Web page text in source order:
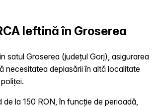
Ieftină în Groserea
satul Groserea (județul Gorj), asigurarea
necesitatea deplasării în altă localitate
la 150 RON, în funcție de perioadă,